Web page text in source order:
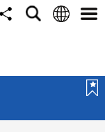
分
搜
語
選